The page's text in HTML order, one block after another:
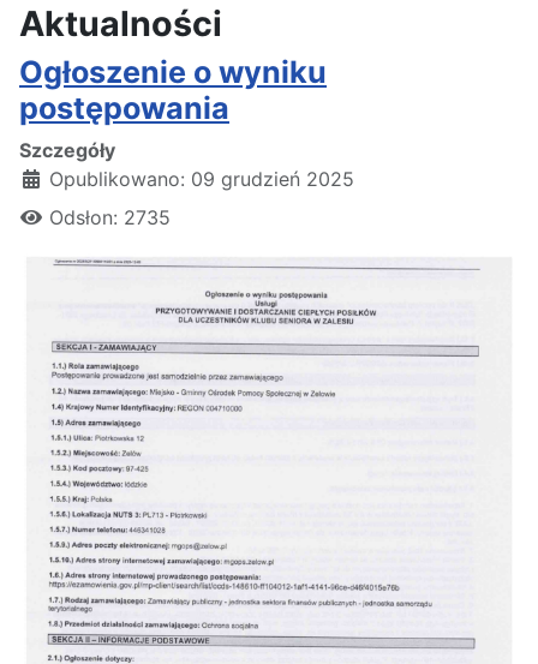
Aktualności
Ogłoszenie o wyniku
postępowania
Szczegóły
Opublikowano: 09 grudzień 2025
Odsłon: 2735